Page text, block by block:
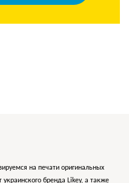
на печати оригинальных
бренда Likey, а также